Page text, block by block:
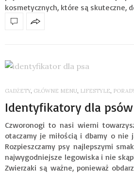
kosmetycznych, które są skuteczne,
GADŻETY, GŁÓWNE MENU, LIFESTYLE,
Identyfikatory dla psów
Czworonogi to nasi wierni
otaczamy je miłością i dbamy o nie
Rozpieszczamy psy najlepszymi
najwygodniejsze legowiska i nie
Zwierzaki są ważne, ponieważ